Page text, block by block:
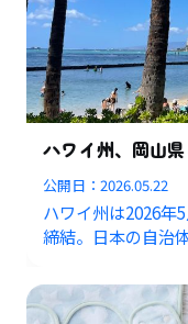
ハワイ州、岡山
公開日：2026.05.22
ハワイ州は2026年
締結。日本の自治